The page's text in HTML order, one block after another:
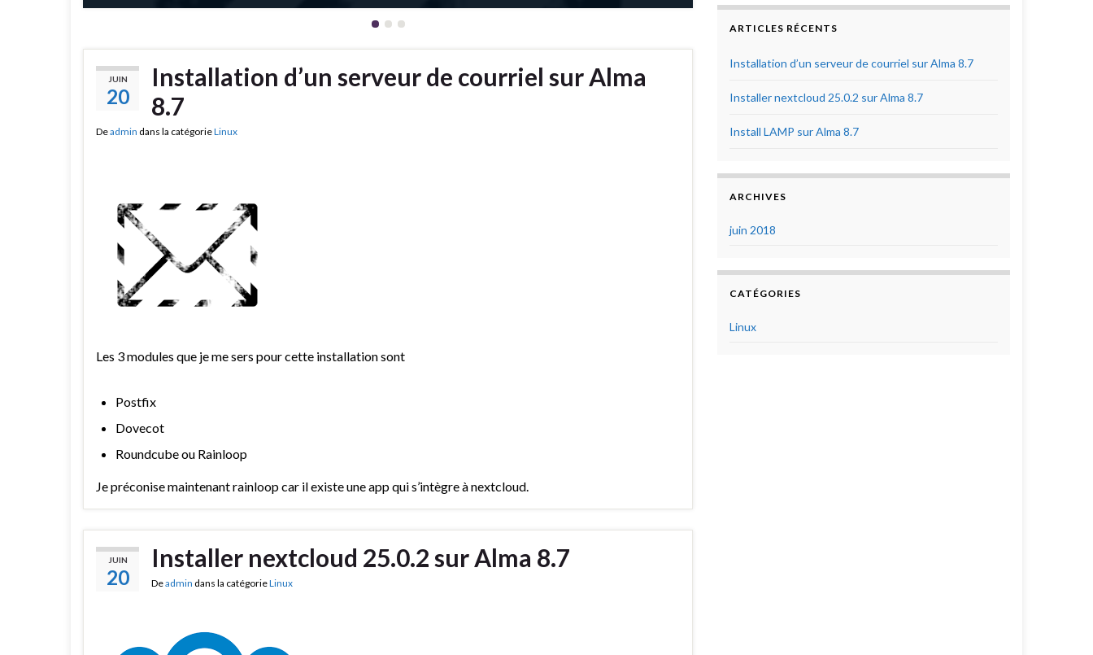
JUIN
20
Installation d’un serveur de courriel sur Alma
8.7
Deadmin dans la catégorieLinux
Les 3 modules que je me sers pour cette installation sont
Postfix
Dovecot
Roundcube ou Rainloop
Je préconise maintenant rainloop car il existe une app qui s’intègre à nextcloud.
JUIN
20
Installer nextcloud 25.0.2 sur Alma 8.7
Deadmin dans la catégorieLinux
ARTICLES RÉCENTS
Installation d’un serveur de courriel sur Alma 8.7
Installer nextcloud 25.0.2 sur Alma 8.7
Install LAMP sur Alma 8.7
ARCHIVES
juin 2018
CATÉGORIES
Linux